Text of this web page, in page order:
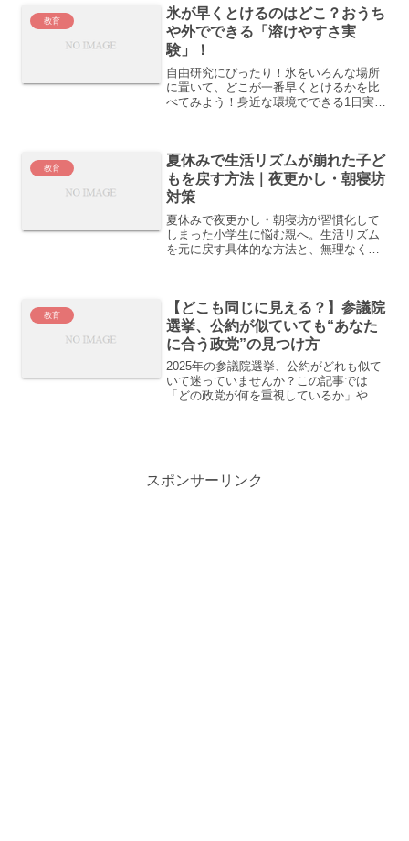
教育
氷が早くとけるのはどこ？おうち
や外でできる「溶けやすさ実
験」！
自由研究にぴったり！氷をいろんな場所
に置いて、どこが一番早くとけるかを比
べてみよう！身近な環境でできる1日実験
教育
夏休みで生活リズムが崩れた子ど
もを戻す方法｜夜更かし・朝寝坊
対策
夏休みで夜更かし・朝寝坊が習慣化して
しまった小学生に悩む親へ。生活リズム
を元に戻す具体的な方法と、無理なく続
教育
【どこも同じに見える？】参議院
選挙、公約が似ていても“あなた
に合う政党”の見つけ方
2025年の参議院選挙、公約がどれも似て
いて迷っていませんか？この記事では
「どの政党が何を重視しているか」や
スポンサーリンク